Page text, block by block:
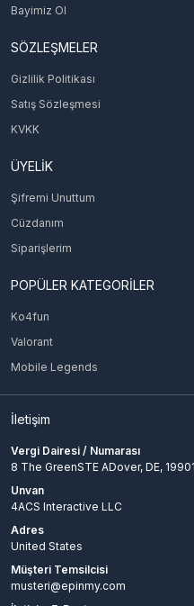
Bayimiz Ol
SÖZLEŞMELER
Gizlilik Politikası
Satış Sözleşmesi
KVKK
ÜYELİK
Şifremi Unuttum
Cüzdanım
Siparişlerim
POPÜLER KATEGORİLER
Ko4fun
Valorant
Mobile Legends
İletişim
Vergi Dairesi / Numarası
8 The GreenSTE ADover, DE,
Unvan
4ACS Interactive LLC
Adres
United States
Müşteri Temsilcisi
musteri@epinmy.com